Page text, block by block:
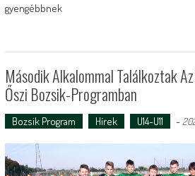
gyengébbnek
Második Alkalommal Találkoztak
Őszi Bozsik-Programban
Bozsik Program Hírek U14-U11 -